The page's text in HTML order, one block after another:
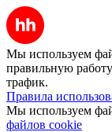
Мы используем
правильную
трафик.
Правила
Мы используем
файлов cookie